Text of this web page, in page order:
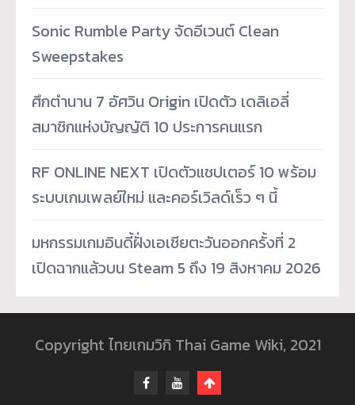
Sonic Rumble Party จัดอีเวนต์ Clean
Sweepstakes
ศึกตำนาน 7 อัศวิน Origin เปิดตัว เดลิเอลี่
สมาชิกแห่งบัญญัติ 10 ประการคนแรก
RF ONLINE NEXT เปิดตัวแชปเตอร์ 10 พร้อม
ระบบเกมเพลย์ใหม่ และคอร์เวิลด์เร็ว ๆ นี้
มหกรรมเกมอินดี้ฝั่งเอเชียตะวันออกครั้งที่ 2
เปิดฉากแล้วบน Steam 5 ถึง 19 สิงหาคม 2026
Copyright ไทยเกมวิกิ Thai Game Wiki, 2021